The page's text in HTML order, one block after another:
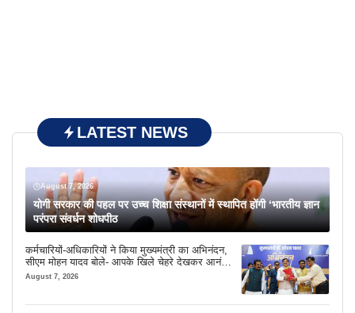
LATEST NEWS
August 7, 2026
योगी सरकार की पहल पर उच्च शिक्षा संस्थानों में स्थापित होंगी ‘भारतीय ज्ञान
परंपरा संवर्धन शोधपीठ
कर्मचारियों-अधिकारियों ने किया मुख्यमंत्री का अभिनंदन,
सीएम मोहन यादव बोले- आपके खिले चेहरे देखकर आनंद
आता है
August 7, 2026